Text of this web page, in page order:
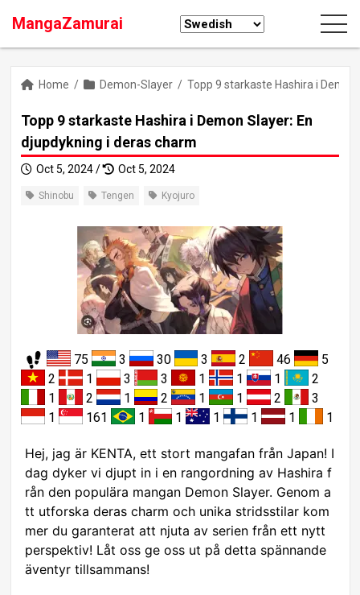
MangaZamurai
Home / Demon-Slayer / Topp 9 starkaste Hashira i
Topp 9 starkaste Hashira i Demon Slayer: En
djupdykning i deras charm
Oct 5, 2024 / Oct 5, 2024
Shinobu Tengen Kyojuro
75 3 30 3 2 46
5
2
1 3 3 1 1 1
2
1
2 1 2 1 1 2
3
1
161 1 1 1 1 1 1
Hej, jag är KENTA, ett stort mangafan från Japan! I
dag dyker vi djupt in i en rangordning av Hashira f
rån den populära mangan Demon Slayer. Genom a
tt utforska deras charm och unika stridsstilar kom
mer du garanterat att njuta av serien från ett nytt
perspektiv! Låt oss ge oss ut på detta spännande
äventyr tillsammans!